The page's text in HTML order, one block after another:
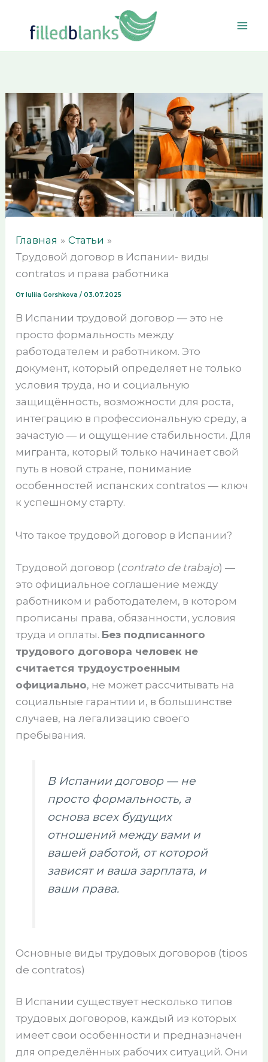
содержимому
Главная
Статьи
Трудовой договор в Испании- виды
contratos и права работника
От Iuliia Gorshkova/03.07.2025
В Испании трудовой договор — это не
просто формальность между
работодателем и работником. Это
документ, который определяет не только
условия труда, но и социальную
защищённость, возможности для роста,
интеграцию в профессиональную среду, а
зачастую — и ощущение стабильности. Для
мигранта, который только начинает свой
путь в новой стране, понимание
особенностей испанских contratos — ключ
к успешному старту.
Что такое трудовой договор в Испании?
Трудовой договор (contrato de trabajo) —
это официальное соглашение между
работником и работодателем, в котором
прописаны права, обязанности, условия
труда и оплаты. Без подписанного
трудового договора человек не
считается трудоустроенным
официально, не может рассчитывать на
социальные гарантии и, в большинстве
случаев, на легализацию своего
пребывания.
В Испании договор — не
просто формальность, а
основа всех будущих
отношений между вами и
вашей работой, от которой
зависят и ваша зарплата, и
ваши права.
Основные виды трудовых договоров (tipos
de contratos)
В Испании существует несколько типов
трудовых договоров, каждый из которых
имеет свои особенности и предназначен
для определённых рабочих ситуаций. Они